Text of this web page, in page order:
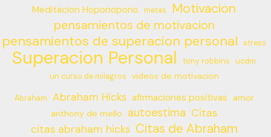
Meditacion Hoponopono metas Motivacion
pensamientos de motivacion
pensamientos de superacion personal stress
Superacion Personal tony robbins
ucdm
un curso de milagros
videos de motivacion
Abraham Abraham Hicks afirmaciones positivas
amor
anthony de mello
autoestima Citas
citas abraham hicks Citas de Abraham